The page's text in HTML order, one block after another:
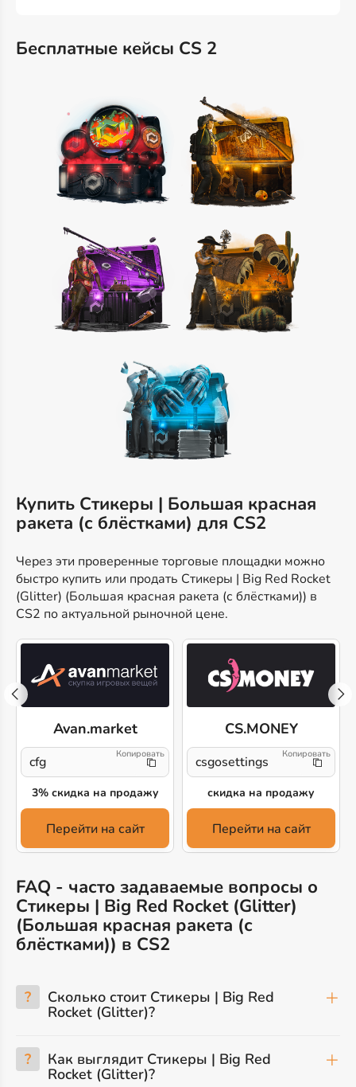
Бесплатные кейсы CS 2
Купить Стикеры | Большая красная
ракета (с блёстками) для CS2
Через эти проверенные торговые площадки можно
быстро купить или продать Стикеры | Big Red Rocket
(Glitter) (Большая красная ракета (с блёстками)) в
CS2 по актуальной рыночной цене.
Avan.market
cfg
3% скидка на продажу
Перейти на сайт
CS.MONEY
csgosettings
скидка на продажу
Перейти на сайт
FAQ - часто задаваемые вопросы о
Стикеры | Big Red Rocket (Glitter)
(Большая красная ракета (с
блёстками)) в CS2
? Сколько стоит Стикеры | Big Red
Rocket (Glitter)?
? Как выглядит Стикеры | Big Red
Rocket (Glitter)?